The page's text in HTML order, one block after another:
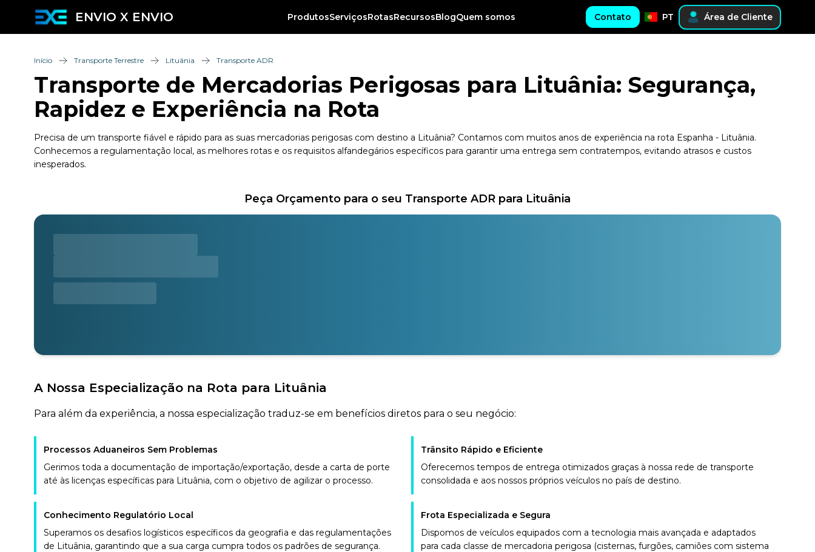
ENVIO X ENVIO ProdutosServiçosRotasRecursosBlogQuem somos Contato PT Área de Cliente
Início Transporte Terrestre Lituânia Transporte ADR
Transporte de Mercadorias Perigosas para Lituânia: Segurança,
Rapidez e Experiência na Rota
Precisa de um transporte fiável e rápido para as suas mercadorias perigosas com destino a Lituânia? Contamos com muitos anos de experiência na rota Espanha - Lituânia.
Conhecemos a regulamentação local, as melhores rotas e os requisitos alfandegários específicos para garantir uma entrega sem contratempos, evitando atrasos e custos
inesperados.
Peça Orçamento para o seu Transporte ADR para Lituânia
A Nossa Especialização na Rota para Lituânia
Para além da experiência, a nossa especialização traduz-se em benefícios diretos para o seu negócio:
Processos Aduaneiros Sem Problemas
Gerimos toda a documentação de importação/exportação, desde a carta de porte
até às licenças específicas para Lituânia, com o objetivo de agilizar o processo.
Trânsito Rápido e Eficiente
Oferecemos tempos de entrega otimizados graças à nossa rede de transporte
consolidada e aos nossos próprios veículos no país de destino.
Conhecimento Regulatório Local
Superamos os desafios logísticos específicos da geografia e das regulamentações
de Lituânia, garantindo que a sua carga cumpra todos os padrões de segurança.
Frota Especializada e Segura
Dispomos de veículos equipados com a tecnologia mais avançada e adaptados
para cada classe de mercadoria perigosa (cisternas, furgões, camiões com sistema